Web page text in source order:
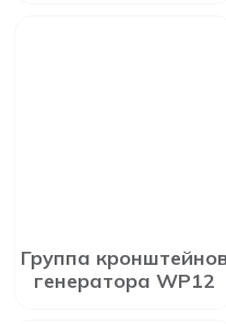
Группа
генератора WP12